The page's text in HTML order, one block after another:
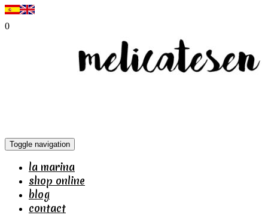
0
Toggle navigation
la marina
shop online
blog
contact